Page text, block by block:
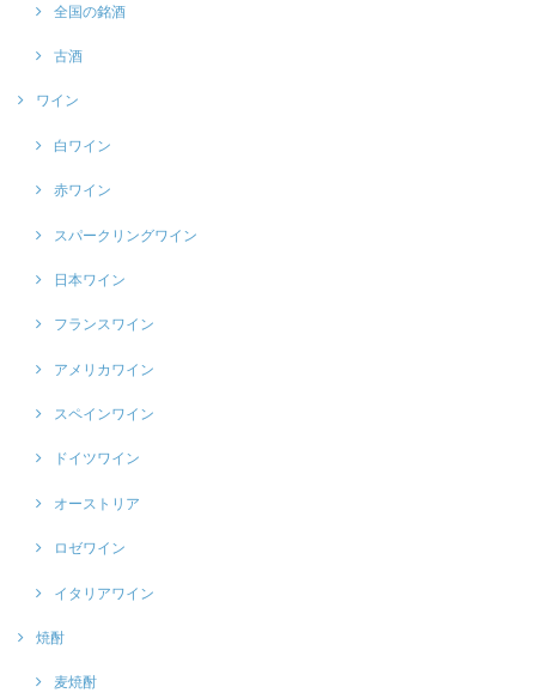
全国の銘酒
古酒
ワイン
白ワイン
赤ワイン
スパークリングワイン
日本ワイン
フランスワイン
アメリカワイン
スペインワイン
ドイツワイン
オーストリア
ロゼワイン
イタリアワイン
焼酎
麦焼酎